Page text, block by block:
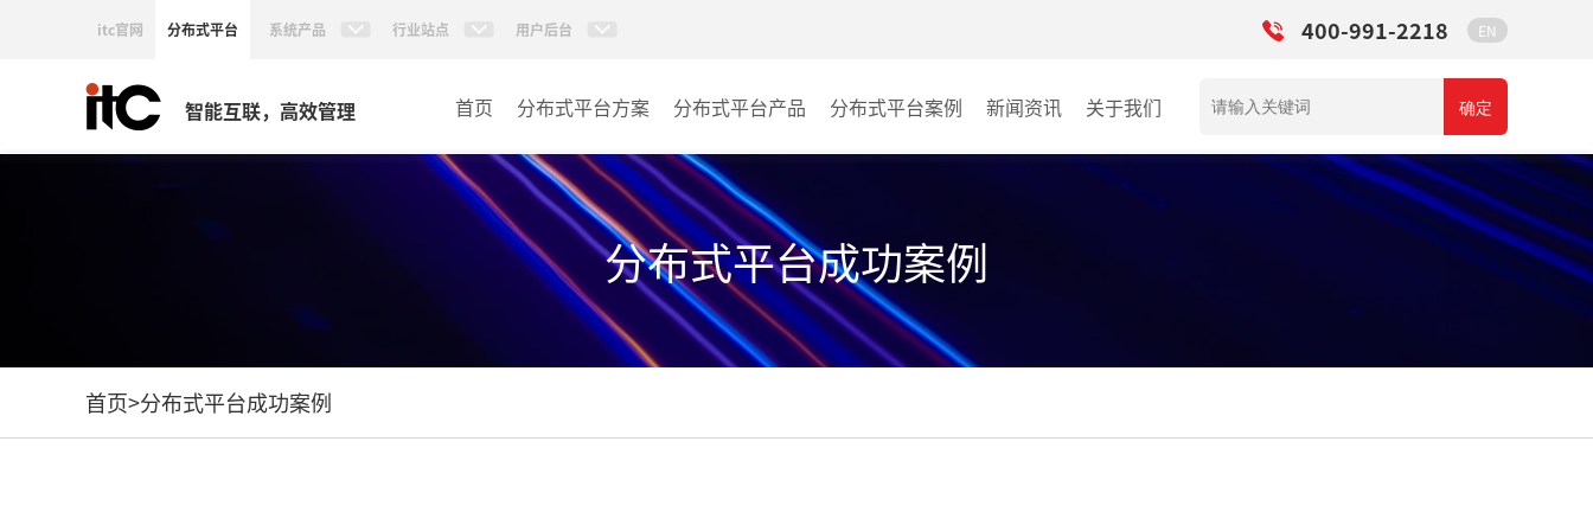
itc官网 分布式平台 系统产品 行业站点 用户后台 400-991-2218 EN
智能互联，高效管理 首页 分布式平台方案 分布式平台产品
AI智慧分布式系统
KVM坐席管理系统
分布式平台案例
报告厅
监控中心
城市大脑
新闻资讯 关于我们 确定
分布式平台成功案例
首页>分布式平台成功案例